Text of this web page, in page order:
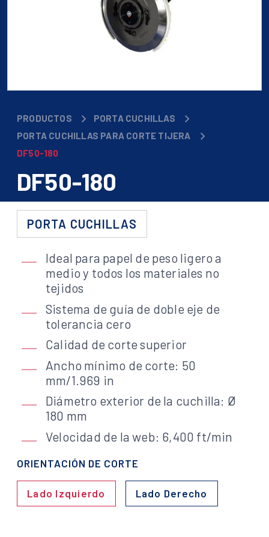
PRODUCTOS
PORTA CUCHILLAS
PORTA CUCHILLAS PARA CORTE TIJERA
DF50-180
DF50-180
PORTA CUCHILLAS
Ideal para papel de peso ligero a
medio y todos los materiales no
tejidos
Sistema de guía de doble eje de
tolerancia cero
Calidad de corte superior
Ancho mínimo de corte: 50
mm/1.969 in
Diámetro exterior de la cuchilla: Ø
180 mm
Velocidad de la web: 6,400 ft/min
ORIENTACIÓN DE CORTE
Lado Izquierdo Lado Derecho